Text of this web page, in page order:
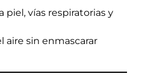
piel, vías respiratorias y
aire sin enmascarar